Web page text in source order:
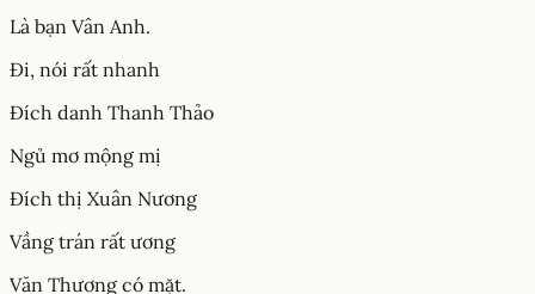
Là bạn Vân Anh.
Đi, nói rất nhanh
Đích danh Thanh Thảo
Ngủ mơ mộng mị
Đích thị Xuân Nương
Vầng trán rất ương
Văn Thương có mặt.